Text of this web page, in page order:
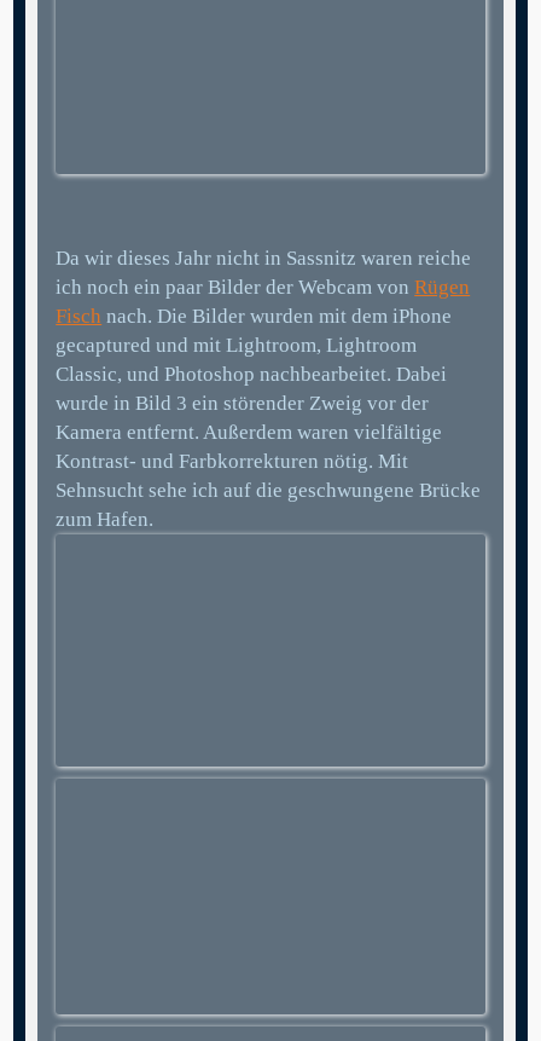
Da wir dieses Jahr nicht in Sassnitz waren reiche
ich noch ein paar Bilder der Webcam vonRügen
Fisch nach. Die Bilder wurden mit dem iPhone
gecaptured und mit Lightroom, Lightroom
Classic, und Photoshop nachbearbeitet. Dabei
wurde in Bild 3 ein störender Zweig vor der
Kamera entfernt. Außerdem waren vielfältige
Kontrast- und Farbkorrekturen nötig. Mit
Sehnsucht sehe ich auf die geschwungene Brücke
zum Hafen.